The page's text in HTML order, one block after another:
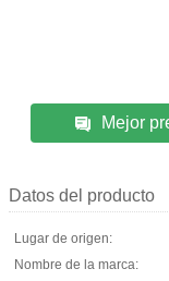
Mejor
Datos del producto
Lugar de origen:
Nombre de la marca: